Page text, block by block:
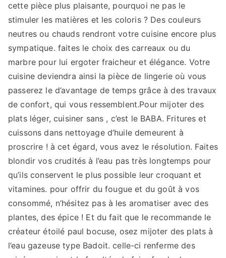
cette pièce plus plaisante, pourquoi ne pas le
stimuler les matières et les coloris ? Des couleurs
neutres ou chauds rendront votre cuisine encore plus
sympatique. faites le choix des carreaux ou du
marbre pour lui ergoter fraicheur et élégance. Votre
cuisine deviendra ainsi la pièce de lingerie où vous
passerez le d’avantage de temps grâce à des travaux
de confort, qui vous ressemblent.Pour mijoter des
plats léger, cuisiner sans , c’est le BABA. Fritures et
cuissons dans nettoyage d’huile demeurent à
proscrire ! à cet égard, vous avez le résolution. Faites
blondir vos crudités à l’eau pas très longtemps pour
qu’ils conservent le plus possible leur croquant et
vitamines. pour offrir du fougue et du goût à vos
consommé, n’hésitez pas à les aromatiser avec des
plantes, des épice ! Et du fait que le recommande le
créateur étoilé paul bocuse, osez mijoter des plats à
l’eau gazeuse type Badoit. celle-ci renferme des